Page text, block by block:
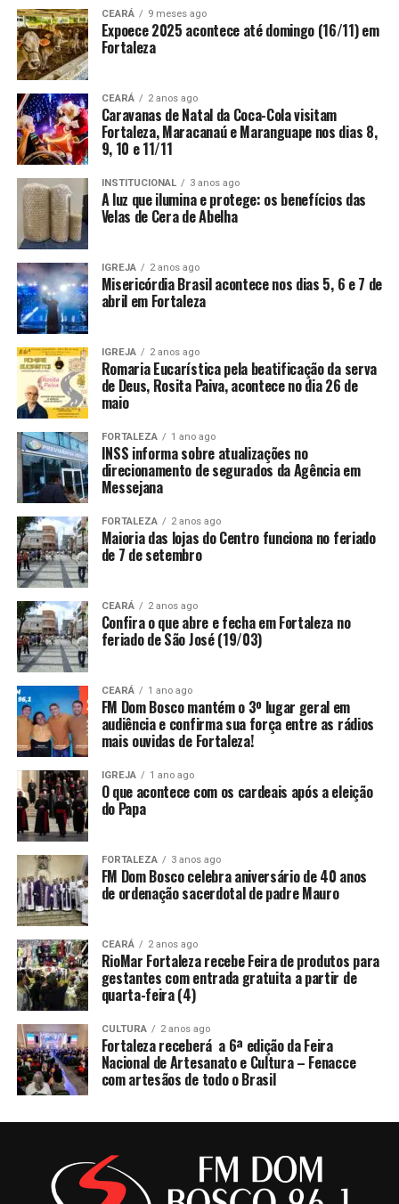
CEARÁ 9 meses ago
Expoece 2025 acontece até domingo (16/11) em
Fortaleza
CEARÁ 2 anos ago
Caravanas de Natal da Coca-Cola visitam
Fortaleza, Maracanaú e Maranguape nos dias 8,
9, 10 e 11/11
INSTITUCIONAL 3 anos ago
A luz que ilumina e protege: os benefícios das
Velas de Cera de Abelha
IGREJA 2 anos ago
Misericórdia Brasil acontece nos dias 5, 6 e 7 de
abril em Fortaleza
IGREJA 2 anos ago
Romaria Eucarística pela beatificação da serva
de Deus, Rosita Paiva, acontece no dia 26 de
maio
FORTALEZA 1 ano ago
INSS informa sobre atualizações no
direcionamento de segurados da Agência em
Messejana
FORTALEZA 2 anos ago
Maioria das lojas do Centro funciona no feriado
de 7 de setembro
CEARÁ 2 anos ago
Confira o que abre e fecha em Fortaleza no
feriado de São José (19/03)
CEARÁ 1 ano ago
FM Dom Bosco mantém o 3º lugar geral em
audiência e confirma sua força entre as rádios
mais ouvidas de Fortaleza!
IGREJA 1 ano ago
O que acontece com os cardeais após a eleição
do Papa
FORTALEZA 3 anos ago
FM Dom Bosco celebra aniversário de 40 anos
de ordenação sacerdotal de padre Mauro
CEARÁ 2 anos ago
RioMar Fortaleza recebe Feira de produtos para
gestantes com entrada gratuita a partir de
quarta-feira (4)
CULTURA 2 anos ago
Fortaleza receberá a 6ª edição da Feira
Nacional de Artesanato e Cultura – Fenacce
com artesãos de todo o Brasil